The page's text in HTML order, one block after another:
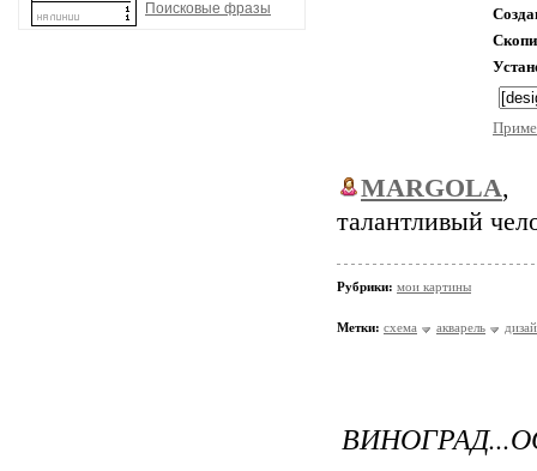
Поисковые фразы
MARGOLA,
талантливый
Рубрики: мои картины
Метки: схема акварель